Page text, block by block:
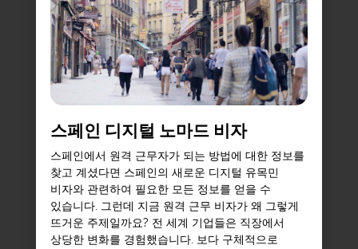
스페인 디지털 노마드 비자
스페인에서 원격 근무자가 되는 방법에 대한 정보를
찾고 계셨다면 스페인의 새로운 디지털 유목민
비자와 관련하여 필요한 모든 정보를 얻을 수
있습니다. 그런데 지금 원격 근무 비자가 왜 그렇게
뜨거운 주제일까요? 전 세계 기업들은 직장에서
상당한 변화를 경험했습니다. 보다 구체적으로